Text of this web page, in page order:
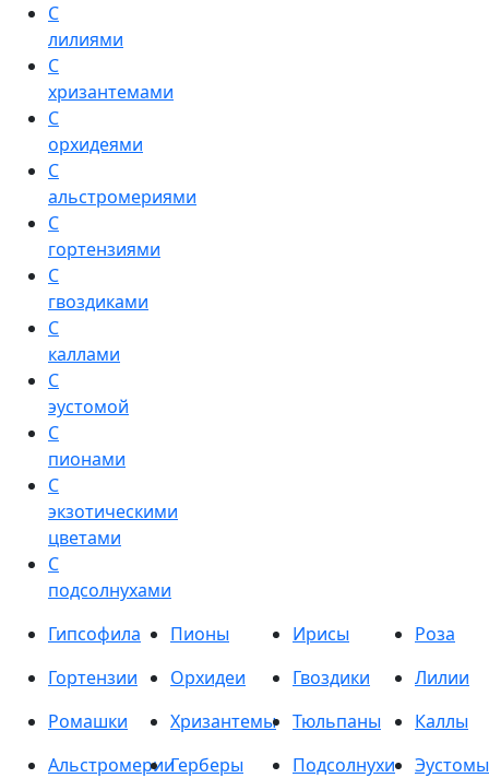
С
лилиями
С
хризантемами
С
орхидеями
С
альстромериями
С
гортензиями
С
гвоздиками
С
каллами
С
эустомой
С
пионами
С
экзотическими
цветами
С
подсолнухами
Гипсофила Пионы Ирисы
Роза
Гортензии
Орхидеи Гвоздики
Лилии
Ромашки
Хризантемы Тюльпаны
Каллы
АльстромерииГерберы Подсолнухи
Эустомы